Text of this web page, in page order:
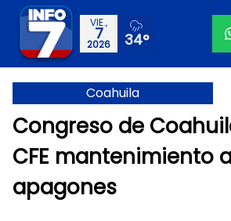
VIE.,
7
2026 34°
Coahuila
Congreso de
CFE mantenimiento
apagones